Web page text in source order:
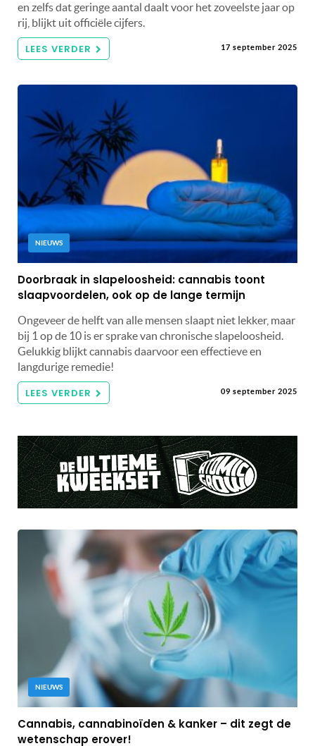
en zelfs dat geringe aantal daalt voor het zoveelste jaar op
rij, blijkt uit officiële cijfers.
LEES VERDER 17 september 2025
NIEUWS
Doorbraak in slapeloosheid: cannabis toont
slaapvoordelen, ook op de lange termijn
Ongeveer de helft van alle mensen slaapt niet lekker, maar
bij 1 op de 10 is er sprake van chronische slapeloosheid.
Gelukkig blijkt cannabis daarvoor een effectieve en
langdurige remedie!
LEES VERDER 09 september 2025
NIEUWS
Cannabis, cannabinoïden & kanker – dit zegt de
wetenschap erover!